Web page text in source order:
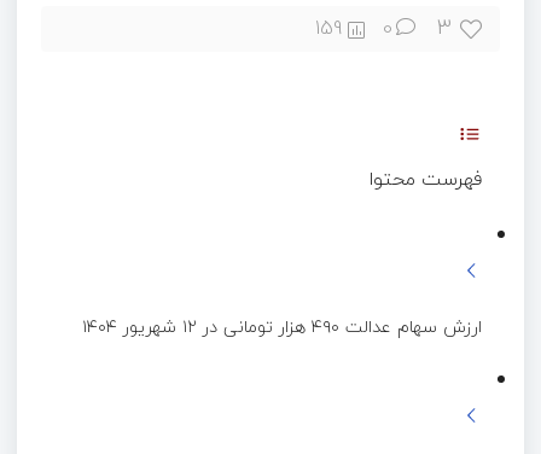
3
0
159
فهرست محتوا
ارزش سهام عدالت ۴۹۰ هزار تومانی در ۱۲ شهریور ۱۴۰۴